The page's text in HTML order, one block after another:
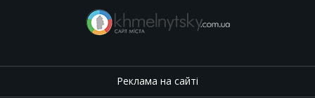
Реклама на сайті